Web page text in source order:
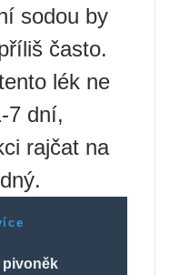
sodou by
často.
lék ne
7 dní,
rajčat na
pivoněk